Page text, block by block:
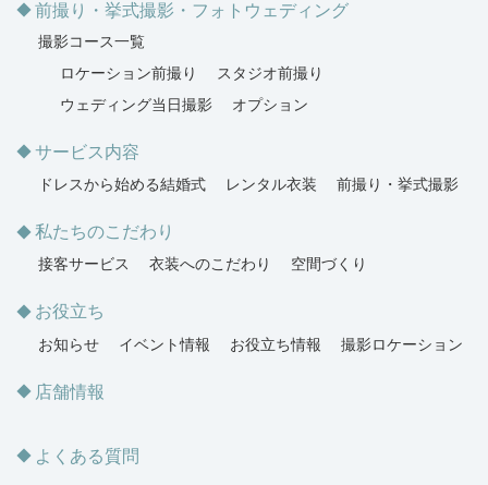
前撮り・挙式撮影・フォトウェディング
撮影コース一覧
ロケーション前撮り
スタジオ前撮り
ウェディング当日撮影
オプション
サービス内容
ドレスから始める結婚式 レンタル衣装 前撮り・挙式撮影
私たちのこだわり
接客サービス 衣装へのこだわり 空間づくり
お役立ち
お知らせ イベント情報 お役立ち情報 撮影ロケーション
店舗情報
よくある質問